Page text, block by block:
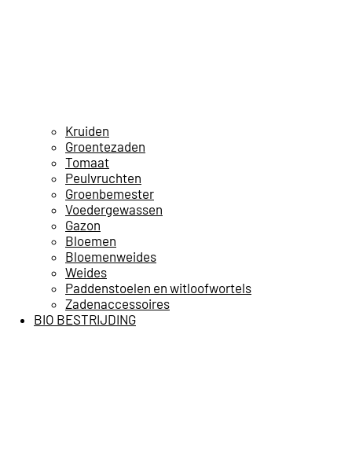
Kruiden
Groentezaden
Tomaat
Peulvruchten
Groenbemester
Voedergewassen
Gazon
Bloemen
Bloemenweides
Weides
Paddenstoelen en witloofwortels
Zadenaccessoires
BIO BESTRIJDING